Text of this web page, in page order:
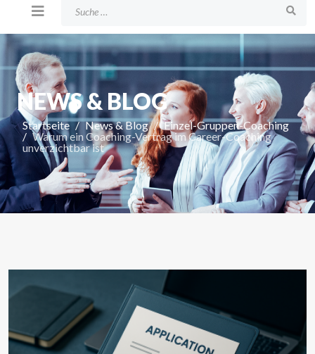
NEWS & BLOG
Startseite News & Blog
Einzel-Gruppen-Coaching
Warum ein Coaching-Vertrag im Career-Coaching
unverzichtbar ist